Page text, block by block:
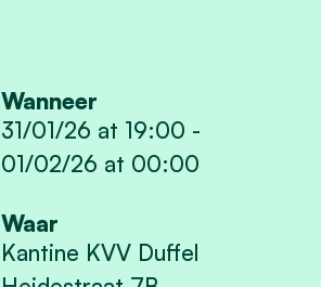
Wanneer
31/01/26 at 19:00 -
01/02/26 at 00:00
Waar
Kantine KVV Duffel